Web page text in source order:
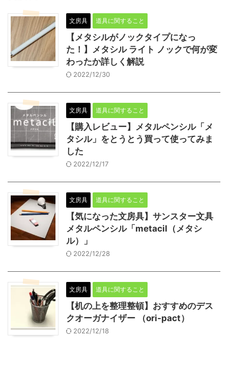
文房具 道具に関すること
【メタシルがノックタイプになっ
た！】メタシル ライト ノックで何が変
わったか詳しく解説
2022/12/30
文房具 道具に関すること
【購入レビュー】メタルペンシル「メ
タシル」をとうとう買って使ってみま
した
2022/12/17
文房具 道具に関すること
【気になった文房具】サンスター文具
メタルペンシル「metacil（メタシ
ル）」
2022/12/28
文房具 道具に関すること
【机の上を整理整頓】おすすめのデス
クオーガナイザー （ori-pact）
2022/12/18